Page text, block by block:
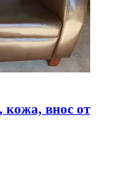
кожа, внос от